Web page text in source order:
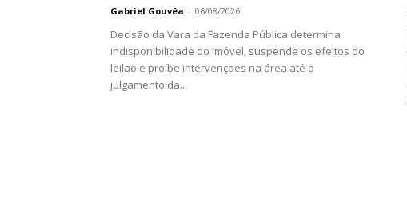
Gabriel Gouvêa - 06/08/2026
Decisão da Vara da Fazenda Pública determina
indisponibilidade do imóvel, suspende os efeitos do
leilão e proíbe intervenções na área até o
julgamento da...